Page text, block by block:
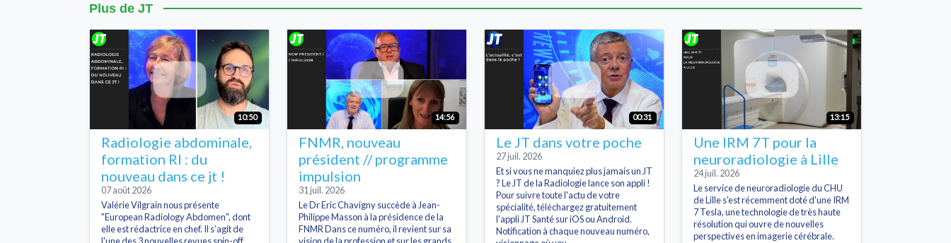
Plus de JT
10:50
Radiologie abdominale,
formation RI : du
nouveau dans ce jt !
07 août 2026
Valérie Vilgrain nous présente
"European Radiology Abdomen", dont
elle est rédactrice en chef. Il s’agit de
14:56
FNMR, nouveau
président // programme
impulsion
31 juil. 2026
Le Dr Eric Chavigny succède à Jean-
Philippe Masson à la présidence de la
FNMR Dans ce numéro, il revient sur sa
00:31
Le JT dans votre poche
27 juil. 2026
Et si vous ne manquiez plus jamais un JT
? Le JT de la Radiologie lance son appli !
Pour suivre toute l'actu de votre
spécialité, téléchargez gratuitement
l'appli JT Santé sur iOS ou Android.
Notification à chaque nouveau numéro,
13:15
Une IRM 7T pour la
neuroradiologie à Lille
24 juil. 2026
Le service de neuroradiologie du CHU
de Lille s'est récemment doté d'une IRM
7 Tesla, une technologie de très haute
résolution qui ouvre de nouvelles
perspectives en imagerie cérébrale.